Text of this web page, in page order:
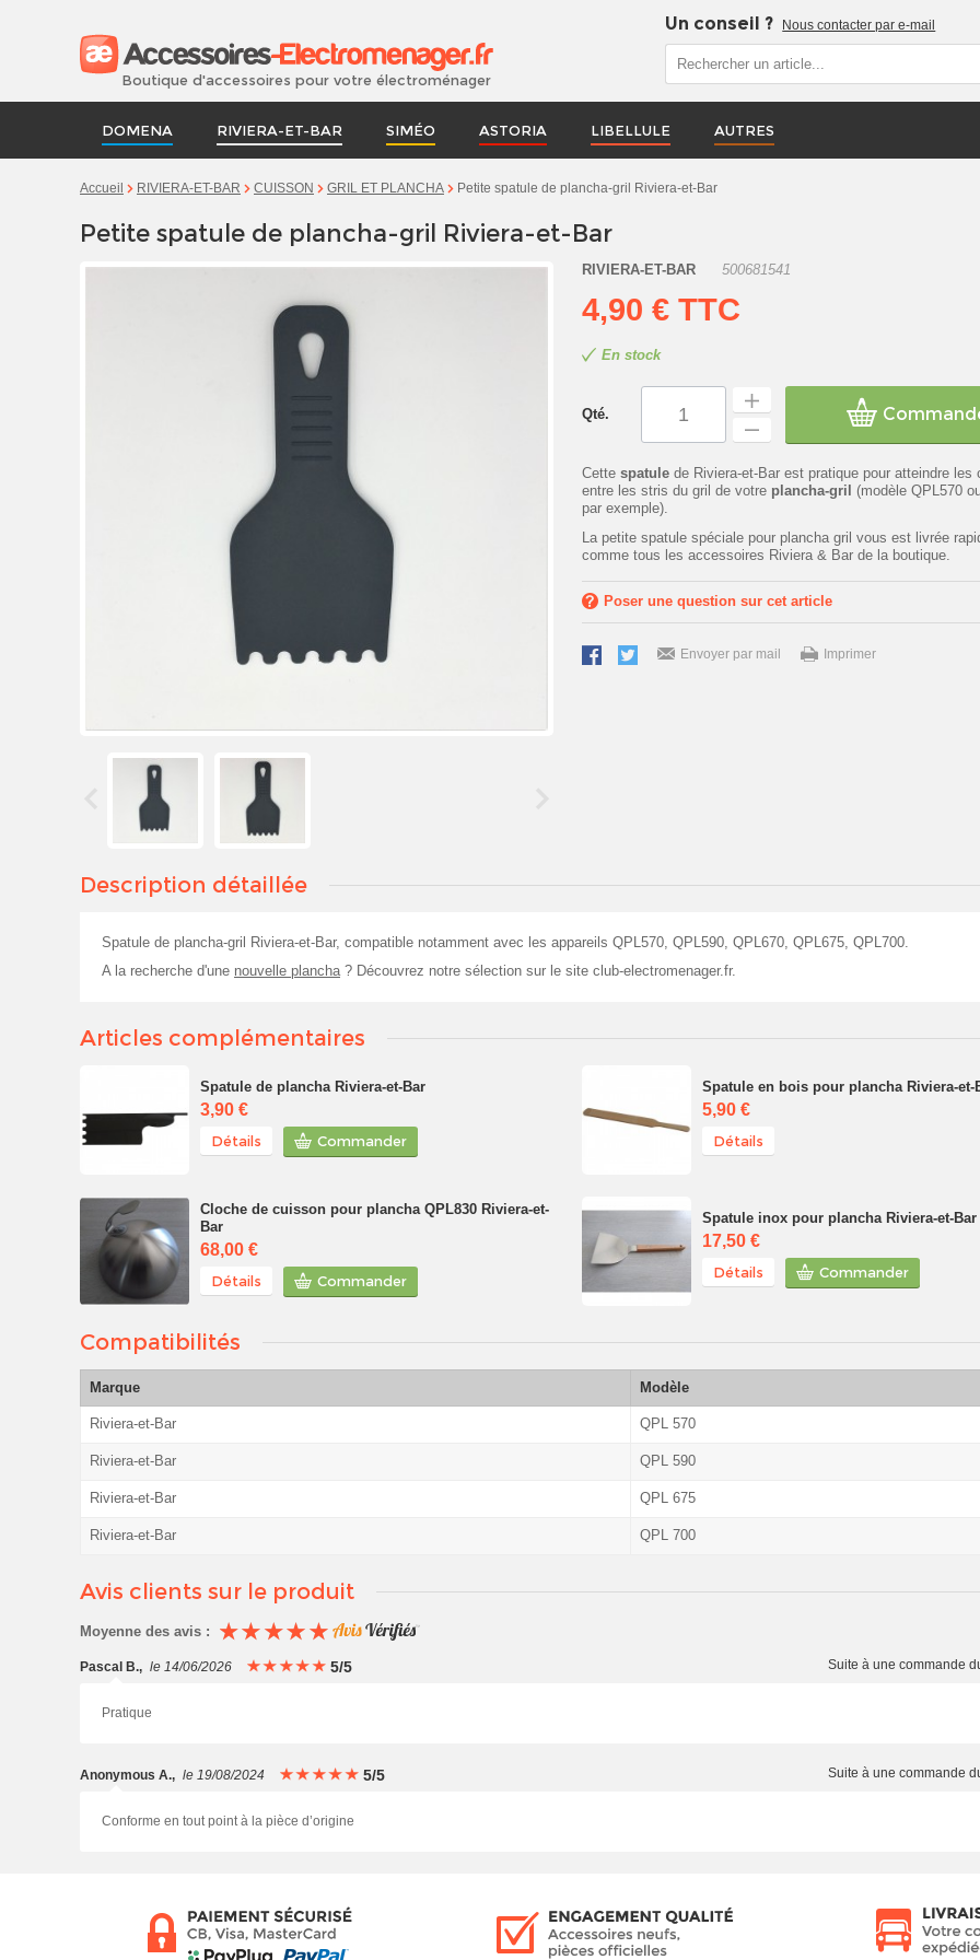
Boutique d'accessoires pour votre électroménager
Un conseil ? Nous contacter par e-mail
DOMENA RIVIERA-ET-BAR SIMÉO ASTORIA LIBELLULE AUTRES
Accueil RIVIERA-ET-BAR CUISSON GRIL ET PLANCHA Petite spatule de plancha-gril Riviera-et-Bar
Petite spatule de plancha-gril Riviera-et-Bar
RIVIERA-ET-BAR 500681541
4,90 € TTC
En stock
Qté.
Cette spatulede Riviera-et-Bar est pratique pour atteindre les
entre les stris du gril de votre plancha-gril (modèle QPL570
par exemple).
La petite spatule spéciale pour plancha gril vous est livrée
comme tous les accessoires Riviera & Bar de la boutique.
Poser une question sur cet article
Envoyer par mail Imprimer
Description détaillée
Spatule de plancha-gril Riviera-et-Bar, compatible notamment avec les appareils QPL570, QPL590, QPL670, QPL675, QPL700.
A la recherche d'une nouvelle plancha? Découvrez notre sélection sur le site club-electromenager.fr.
Articles complémentaires
Spatule de plancha Riviera-et-Bar
3,90 €
Détails Commander
Spatule en bois pour plancha Riviera-et-
5,90 €
Détails
Cloche de cuisson pour plancha QPL830 Riviera-et-
Bar
68,00 €
Détails Commander
Spatule inox pour plancha Riviera-et-Bar
17,50 €
Détails Commander
Compatibilités
Marque Modèle
Riviera-et-Bar QPL 570
Riviera-et-Bar QPL 590
Riviera-et-Bar QPL 675
Riviera-et-Bar QPL 700
Avis clients sur le produit
Moyenne des avis :
Pascal B., le 14/06/2026 5/5 Suite à une commande
Pratique
Anonymous A., le 19/08/2024 5/5 Suite à une commande
Conforme en tout point à la pièce d’origine